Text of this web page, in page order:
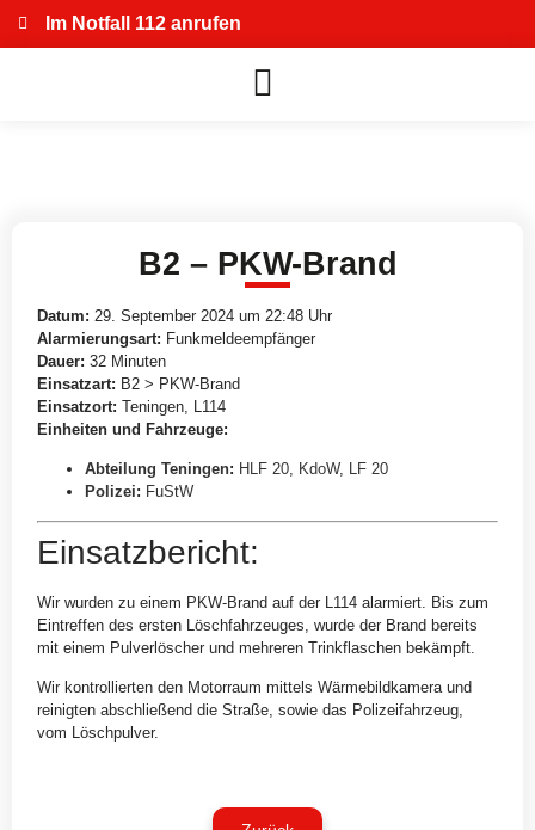
Im Notfall 112 anrufen
B2 – PKW-Brand
Datum: 29. September 2024 um 22:48 Uhr
Alarmierungsart: Funkmeldeempfänger
Dauer: 32 Minuten
Einsatzart: B2 > PKW-Brand
Einsatzort: Teningen, L114
Einheiten und Fahrzeuge:
Abteilung Teningen: HLF 20, KdoW, LF 20
Polizei: FuStW
Einsatzbericht:
Wirwurden zu einem PKW-Brand auf der L114 alarmiert. Bis zum
Eintreffen des ersten Löschfahrzeuges, wurde der Brand bereits
mit einem Pulverlöscher und mehreren Trinkflaschen bekämpft.
Wir kontrollierten den Motorraum mittels Wärmebildkamera und
reinigten abschließend die Straße, sowie das Polizeifahrzeug,
vom Löschpulver.